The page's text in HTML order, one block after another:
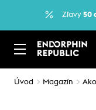
Zľavy 50
Úvod Magazín